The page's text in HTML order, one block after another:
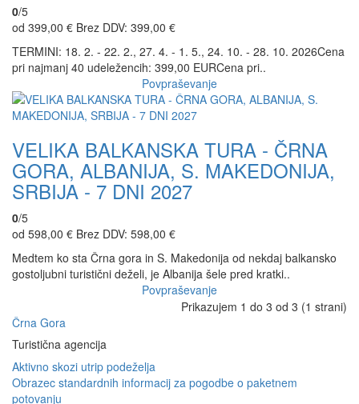
0/5
od 399,00 € Brez DDV: 399,00 €
TERMINI: 18. 2. - 22. 2., 27. 4. - 1. 5., 24. 10. - 28. 10. 2026Cena
pri najmanj 40 udeležencih: 399,00 EURCena pri..
Povpraševanje
VELIKA BALKANSKA TURA - ČRNA
GORA, ALBANIJA, S. MAKEDONIJA,
SRBIJA - 7 DNI 2027
0/5
od 598,00 € Brez DDV: 598,00 €
Medtem ko sta Črna gora in S. Makedonija od nekdaj balkansko
gostoljubni turistični deželi, je Albanija šele pred kratki..
Povpraševanje
Prikazujem 1 do 3 od 3 (1 strani)
Črna Gora
Turistična agencija
Aktivno skozi utrip podeželja
Obrazec standardnih informacij za pogodbe o paketnem
potovanju